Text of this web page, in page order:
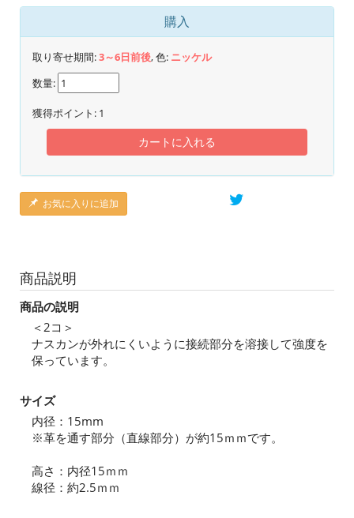
購入
取り寄せ期間:3～6日前後, 色: ニッケル
数量:
獲得ポイント: 1
カートに入れる
お気に入りに追加
商品説明
商品の説明
＜2コ＞
ナスカンが外れにくいように接続部分を溶接して強度を
保っています。
サイズ
内径：15mm
※革を通す部分（直線部分）が約15ｍｍです。
高さ：内径15ｍｍ
線径：約2.5ｍｍ